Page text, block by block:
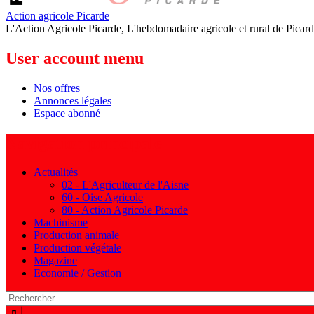
Action agricole Picarde
L'Action Agricole Picarde, L'hebdomadaire agricole et rural de
User account menu
Nos offres
Annonces légales
Espace abonné
Actualités
02 - L'Agriculteur de l'Aisne
60 - Oise Agricole
80 - Action Agricole Picarde
Machinisme
Production animale
Production végétale
Magazine
Economie / Gestion